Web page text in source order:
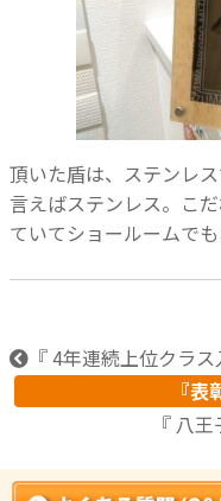
頂いた盾は、ステンレス
言えばステンレス。こだ
ていてショールームで
『 4年連続上位クラス
『
『 八